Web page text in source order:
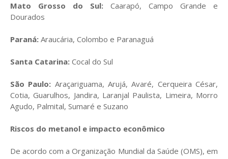
Mato Grosso do Sul: Caarapó, Campo Grande e
Dourados
Paraná: Araucária, Colombo e Paranaguá
Santa Catarina: Cocal do Sul
São Paulo: Araçariguama, Arujá, Avaré, Cerqueira César,
Cotia, Guarulhos, Jandira, Laranjal Paulista, Limeira, Morro
Agudo, Palmital, Sumaré e Suzano
Riscos do metanol e impacto econômico
De acordo com a Organização Mundial da Saúde (OMS), em